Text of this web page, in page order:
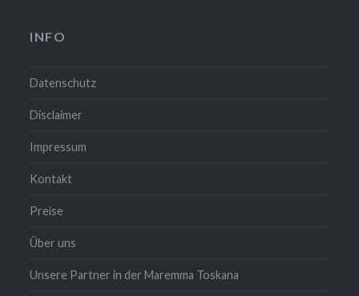
INFO
Datenschutz
Disclaimer
Impressum
Kontakt
Preise
Über uns
Unsere Partner in der Maremma Toskana